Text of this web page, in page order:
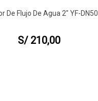
Rápida
De Flujo De Agua 2" YF-DN50
S/ 210,00